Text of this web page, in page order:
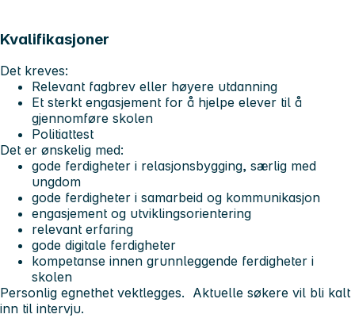
Kvalifikasjoner
Det kreves:
Relevant fagbrev eller høyere utdanning
Et sterkt engasjement for å hjelpe elever til å
gjennomføre skolen
Politiattest
Det er ønskelig med:
gode ferdigheter i relasjonsbygging, særlig med
ungdom
gode ferdigheter i samarbeid og kommunikasjon
engasjement og utviklingsorientering
relevant erfaring
gode digitale ferdigheter
kompetanse innen grunnleggende ferdigheter i
skolen
Personlig egnethet vektlegges. Aktuelle søkere vil bli kalt
inn til intervju.